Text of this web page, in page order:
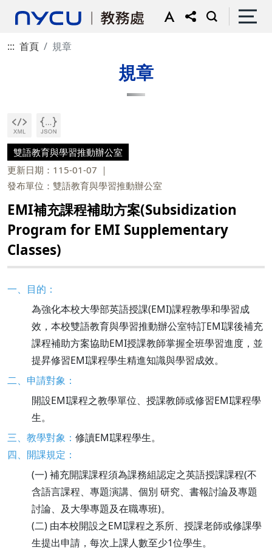
::: 首頁 規章
規章
雙語教育與學習推動辦公室
更新日期：115-01-07
發布單位：雙語教育與學習推動辦公室
EMI補充課程補助方案(Subsidization
Program for EMI Supplementary
Classes)
一、目的：
為強化本校大學部英語授課(EMI)課程教學和學習成
效，本校雙語教育與學習推動辦公室特訂EMI課後補充
課程補助方案協助EMI授課教師掌握全班學習進度，並
提昇修習EMI課程學生精進知識與學習成效。
二、申請對象：
開設EMI課程之教學單位、授課教師或修習EMI課程學
生。
三、教學對象： 修讀EMI課程學生。
四、開課規定：
(一) 補充開課課程須為課務組認定之英語授課課程(不
含語言課程、專題演講、個別 研究、書報討論及專題
討論、及大學專題及在職專班)。
(二) 由本校開設之EMI課程之系所、授課老師或修課學
生提出申請，每次上課人數至少1位學生。